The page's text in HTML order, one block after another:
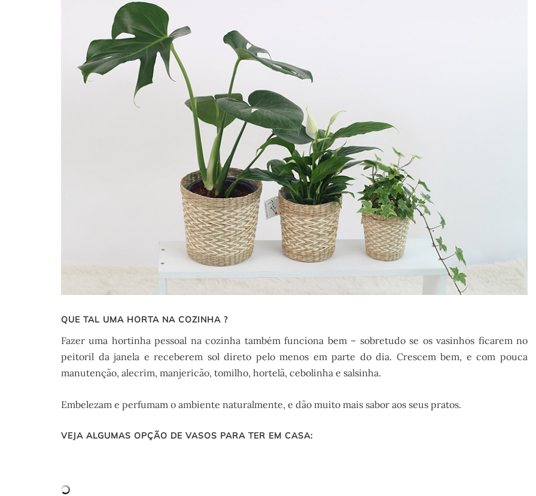
QUE TAL UMA HORTA NA COZINHA ?
Fazer uma hortinha pessoal na cozinha também funciona bem – sobretudo se os vasinhos ficarem no
peitoril da janela e receberem sol direto pelo menos em parte do dia. Crescem bem, e com pouca
manutenção, alecrim, manjericão, tomilho, hortelã, cebolinha e salsinha.
Embelezam e perfumam o ambiente naturalmente, e dão muito mais sabor aos seus pratos.
VEJA ALGUMAS OPÇÃO DE VASOS PARA TER EM CASA: